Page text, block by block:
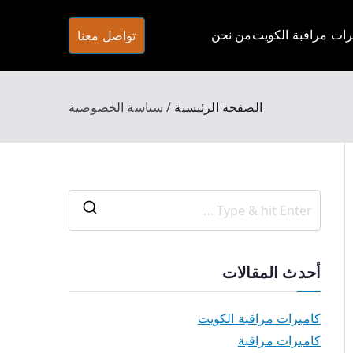
شركة تركيب كاميرات مرقبة في الكويت كاميرات مراقبة اصلية تعمل بالظروف الليلية وبتصوير فائق الجودة Full HD وتتميز شركتنا باسعارها
مراقبة الكويتمن نحن تواصل معنا
الصفحة الرئيسية سياسة الخصوصية
أحدث المقالات
كاميرات مراقبة الكويت
كاميرات مراقبة